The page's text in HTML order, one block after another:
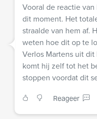
Vooral de reactie
dit moment. Het
straalde van hem af.
weten hoe dit op te
Verlos Martens uit
komt hij zelf tot het
stoppen voordat dit
Reageer